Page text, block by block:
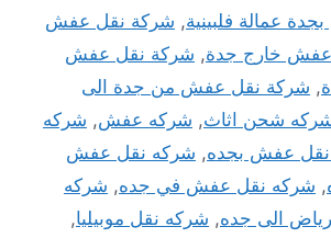
عمالة فلبينية, شركة نقل عفش
خارج جدة, شركة نقل عفش
, شركة نقل عفش من جدة الى
شحن اثاث, شركه عفش, شركه
عفش بجده, شركه نقل عفش
, شركه نقل عفش في جده, شركه
الى جده, شركه نقل موبيليا,